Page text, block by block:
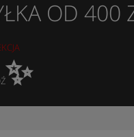
OD 400
✨